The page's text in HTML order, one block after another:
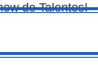
de Talentos!